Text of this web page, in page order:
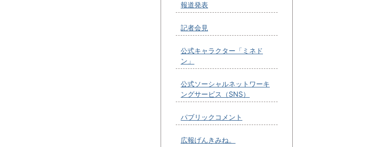
報道発表
記者会見
公式キャラクター「ミネド
ン」
公式ソーシャルネットワーキ
ングサービス（SNS）
パブリックコメント
広報げんきみね。